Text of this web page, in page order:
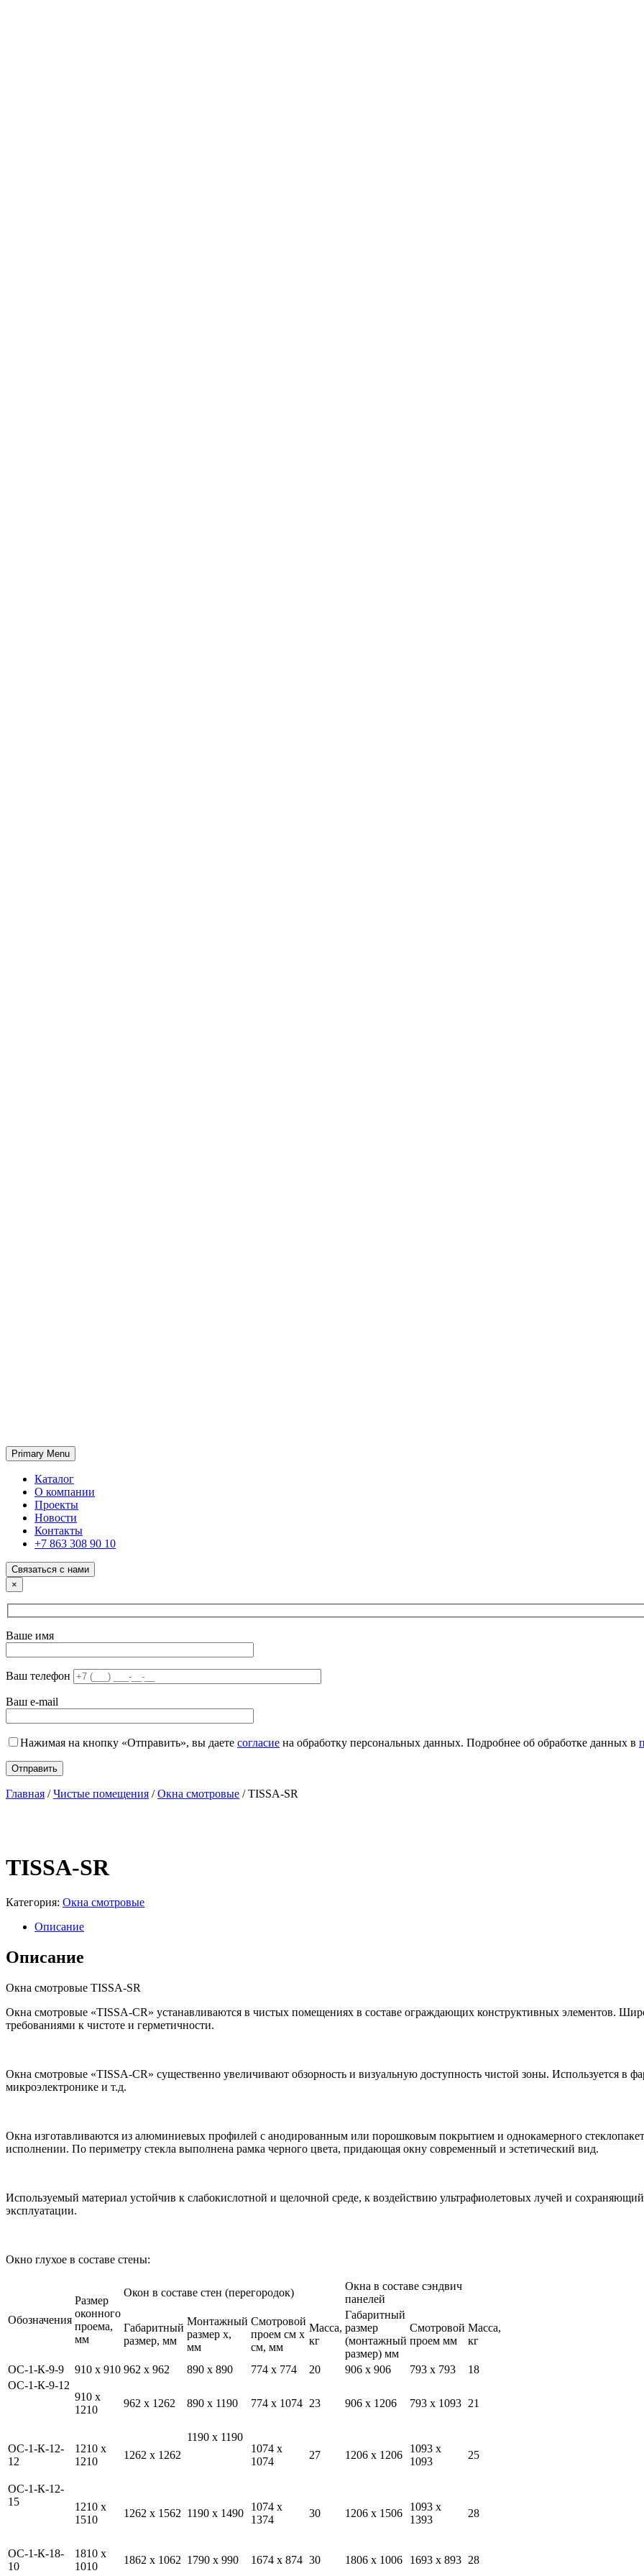
ГК «SABONE»
Оптовые поставки отделочных материалов и оборудования
Primary Menu
Каталог
О компании
Проекты
Новости
Контакты
+7 863 308 90 10
Связаться с нами
×
Ваше имя
Ваш телефон
Ваш e-mail
Нажимая на кнопку «Отправить», вы даете согласие на обработку персональных данных. Подробнее об обработке данных в
Главная /Чистые помещения /Окна смотровые / TISSA-SR
TISSA-SR
Категория: Окна смотровые
Описание
Описание
Окна смотровые TISSA-SR
Окна смотровые «TISSA-CR» устанавливаются в чистых помещениях в составе ограждающих конструктивных элементов.
требованиями к чистоте и герметичности.
Окна смотровые «TISSA-CR» существенно увеличивают обзорность и визуальную доступность чистой зоны. Используется в
микроэлектронике и т.д.
Окна изготавливаются из алюминиевых профилей с анодированным или порошковым покрытием и однокамерного
исполнении. По периметру стекла выполнена рамка черного цвета, придающая окну современный и эстетический вид.
Используемый материал устойчив к слабокислотной и щелочной среде, к воздействию ультрафиолетовых лучей и
эксплуатации.
Окно глухое в составе стены:
Обозначения
Размер
оконного
проема,
мм
Окон в составе стен (перегородок)
Окна в составе сэндвич
панелей
Габаритный
размер, мм
Монтажный
размер х,
мм
Смотровой
проем см х
см, мм
Масса,
кг
Габаритный
размер
(монтажный
размер) мм
Смотровой
проем мм
Масса,
кг
ОС-1-К-9-9 910 х 910 962 х 962 890 х 890 774 х 774 20 906 х 906 793 х 793
18
ОС-1-К-9-12
910 х
1210
962 х 1262 890 х 1190 774 х 1074 23 906 х 1206 793 х 1093 21
ОС-1-К-12-
12
1210 х
1210
1262 х 1262
1190 х 1190
1074 х
1074
27 1206 х 1206
1093 х
1093
25
ОС-1-К-12-
15
1210 х
1510
1262 х 1562 1190 х 1490
1074 х
1374
30 1206 х 1506
1093 х
1393
28
ОС-1-К-18-
10
1810 х
1010
1862 х 1062 1790 х 990 1674 х 874 30 1806 х 1006 1693 х 893 28